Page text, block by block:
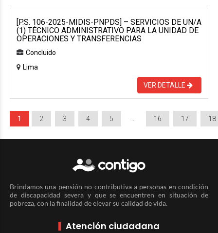
[P.S. 106-2025-MIDIS-PNPDS] – SERVICIOS DE UN/A
(1) TÉCNICO ADMINISTRATIVO PARA LA UNIDAD DE
OPERACIONES Y TRANSFERENCIAS
Concluido
Lima
VER DETALLE
1 2 3 4 5 16 17 18
Brindamos una pensión no contributiva a personas en condición
de discapacidad severa y que se encuentren en situación de
pobreza, con la finalidad de elevar su calidad de vida.
Atención ciudadana